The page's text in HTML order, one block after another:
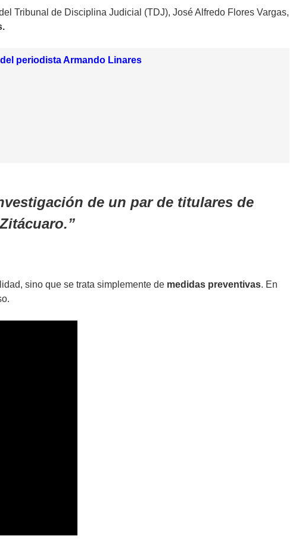
Tribunal de Disciplina Judicial (TDJ), José Alfredo Flores Vargas,
periodista Armando Linares
de un par de titulares de
sino que se trata simplemente de medidas preventivas. En